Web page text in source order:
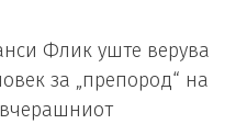
Флик уште верува
за „препород“ на
вчерашниот